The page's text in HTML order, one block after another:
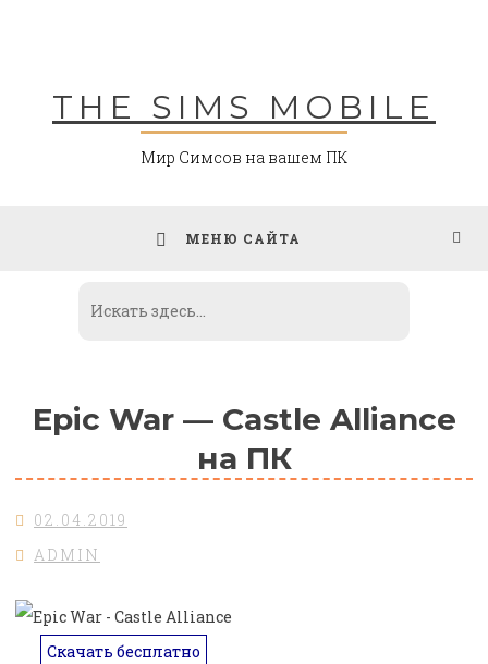
THE SIMS MOBILE
Мир Симсов на вашем ПК
МЕНЮ САЙТА
Epic War — Castle Alliance
на ПК
02.04.2019
ADMIN
Скачать бесплатно